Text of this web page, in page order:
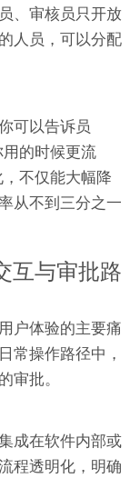
、审核员只开放
人员，可以分配
可以告诉员
的时候更流
不仅能大幅降
从不到三分之一
互与审批路
户体验的主要痛
常操作路径中，
审批。
成在软件内部或
程透明化，明确